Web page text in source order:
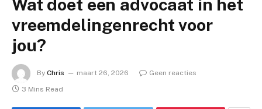
Wat doet een advocaat in het
vreemdelingenrecht voor
jou?
By Chris maart 26, 2026
Geen reacties
3 Mins Read